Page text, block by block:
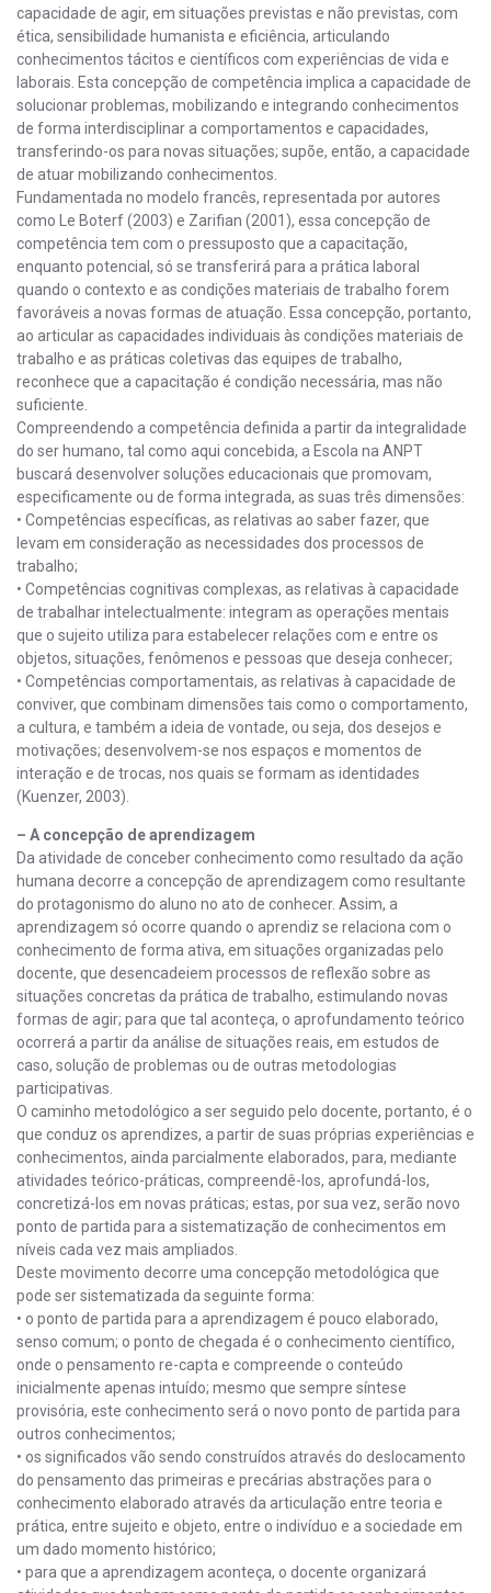
capacidade de agir, em situações previstas e não previstas, com
ética, sensibilidade humanista e eficiência, articulando
conhecimentos tácitos e científicos com experiências de vida e
laborais. Esta concepção de competência implica a capacidade de
solucionar problemas, mobilizando e integrando conhecimentos
de forma interdisciplinar a comportamentos e capacidades,
transferindo-os para novas situações; supõe, então, a capacidade
de atuar mobilizando conhecimentos.
Fundamentada no modelo francês, representada por autores
como Le Boterf (2003) e Zarifian (2001), essa concepção de
competência tem com o pressuposto que a capacitação,
enquanto potencial, só se transferirá para a prática laboral
quando o contexto e as condições materiais de trabalho forem
favoráveis a novas formas de atuação. Essa concepção, portanto,
ao articular as capacidades individuais às condições materiais de
trabalho e as práticas coletivas das equipes de trabalho,
reconhece que a capacitação é condição necessária, mas não
suficiente.
Compreendendo a competência definida a partir da integralidade
do ser humano, tal como aqui concebida, a Escola na ANPT
buscará desenvolver soluções educacionais que promovam,
especificamente ou de forma integrada, as suas três dimensões:
• Competências específicas, as relativas ao saber fazer, que
levam em consideração as necessidades dos processos de
trabalho;
• Competências cognitivas complexas, as relativas à capacidade
de trabalhar intelectualmente: integram as operações mentais
que o sujeito utiliza para estabelecer relações com e entre os
objetos, situações, fenômenos e pessoas que deseja conhecer;
• Competências comportamentais, as relativas à capacidade de
conviver, que combinam dimensões tais como o comportamento,
a cultura, e também a ideia de vontade, ou seja, dos desejos e
motivações; desenvolvem-se nos espaços e momentos de
interação e de trocas, nos quais se formam as identidades
(Kuenzer, 2003).
– A concepção de aprendizagem
Da atividade de conceber conhecimento como resultado da ação
humana decorre a concepção de aprendizagem como resultante
do protagonismo do aluno no ato de conhecer. Assim, a
aprendizagem só ocorre quando o aprendiz se relaciona com o
conhecimento de forma ativa, em situações organizadas pelo
docente, que desencadeiem processos de reflexão sobre as
situações concretas da prática de trabalho, estimulando novas
formas de agir; para que tal aconteça, o aprofundamento teórico
ocorrerá a partir da análise de situações reais, em estudos de
caso, solução de problemas ou de outras metodologias
participativas.
O caminho metodológico a ser seguido pelo docente, portanto, é o
que conduz os aprendizes, a partir de suas próprias experiências e
conhecimentos, ainda parcialmente elaborados, para, mediante
atividades teórico-práticas, compreendê-los, aprofundá-los,
concretizá-los em novas práticas; estas, por sua vez, serão novo
ponto de partida para a sistematização de conhecimentos em
níveis cada vez mais ampliados.
Deste movimento decorre uma concepção metodológica que
pode ser sistematizada da seguinte forma:
• o ponto de partida para a aprendizagem é pouco elaborado,
senso comum; o ponto de chegada é o conhecimento científico,
onde o pensamento re-capta e compreende o conteúdo
inicialmente apenas intuído; mesmo que sempre síntese
provisória, este conhecimento será o novo ponto de partida para
outros conhecimentos;
• os significados vão sendo construídos através do deslocamento
do pensamento das primeiras e precárias abstrações para o
conhecimento elaborado através da articulação entre teoria e
prática, entre sujeito e objeto, entre o indivíduo e a sociedade em
um dado momento histórico;
• para que a aprendizagem aconteça, o docente organizará